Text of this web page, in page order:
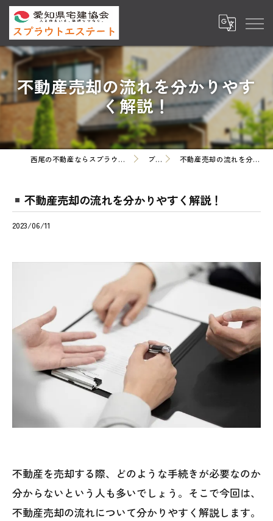
不動産売却の流れを分かりやす
く解説！
西尾の不動産ならスプラウトエステート株式会社 ブログ 不動産売却の流れを分かりやすく解説！
不動産売却の流れを分かりやすく解説！
2023/06/11
不動産を売却する際、どのような手続きが必要なのか
分からないという人も多いでしょう。そこで今回は、
不動産売却の流れについて分かりやすく解説します。